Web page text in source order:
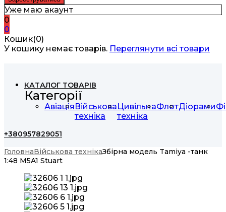
Уже маю акаунт
0
0
Кошик(0)
У кошику немає товарів. Переглянути всі товари
КАТАЛОГ ТОВАРІВ
Категорії
АвіаціяВійськова
техніка
Цивільна
техніка
ФлотДіорами
+380957829051
ГоловнаВійськова технікаЗбірна модель Tamiya -танк
1:48 M5A1 Stuart